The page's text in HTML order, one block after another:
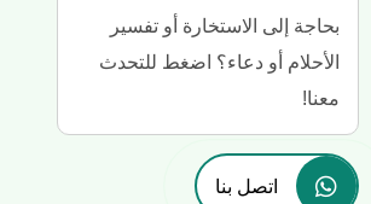
بحاجة إلى الاستخارة أو تفسير
الأحلام أو دعاء؟ اضغط للتحدث
معنا!
اتصل بنا